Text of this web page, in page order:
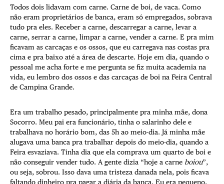
Todos dois lidavam com carne. Carne de boi, de vaca. Como
não eram proprietários de banca, eram só empregados, sobrava
tudo pra eles. Receber a carne, descarregar a carne, levar a
carne, serrar a carne, limpar a carne, vender a carne. E pra mim
ficavam as carcaças e os ossos, que eu carregava nas costas pra
cima e pra baixo até a área de descarte. Hoje em dia, quando o
pessoal me acha forte e me pergunta se fiz muita academia na
vida, eu lembro dos ossos e das carcaças de boi na Feira Central
de Campina Grande.
Era um trabalho pesado, principalmente pra minha mãe, dona
Socorro. Meu pai era funcionário, tinha o salarinho dele e
trabalhava no horário bom, das 5h ao meio-dia. Já minha mãe
alugava uma banca pra trabalhar depois do meio-dia, quando a
Feira esvaziava. Tinha dia que ela comprava um quarto de boi e
não conseguir vender tudo. A gente dizia “hoje a carne boiou”,
ou seja, sobrou. Isso dava uma tristeza danada nela, pois ficava
faltando dinheiro pra pagar a diária da banca. Eu era pequeno,